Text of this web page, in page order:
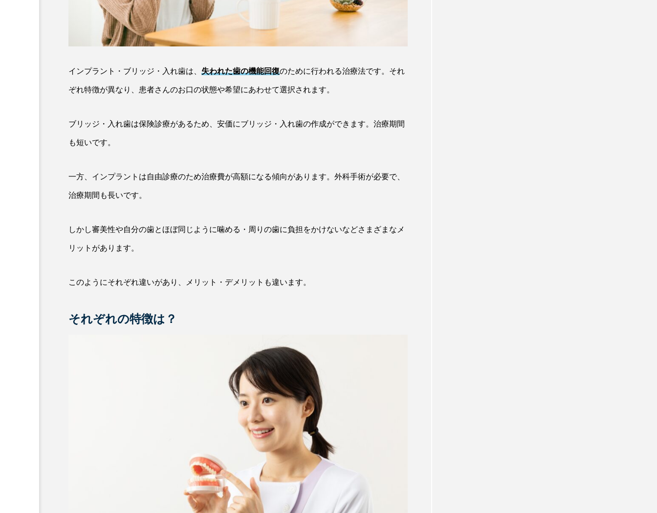
インプラント・ブリッジ・入れ歯は、 失われた歯の機能回復のために行われる治療法です。それ
ぞれ特徴が異なり、患者さんのお口の状態や希望にあわせて選択されます。
ブリッジ・入れ歯は保険診療があるため、安価にブリッジ・入れ歯の作成ができます。治療期間
も短いです。
一方、インプラントは自由診療のため治療費が高額になる傾向があります。外科手術が必要で、
治療期間も長いです。
しかし審美性や自分の歯とほぼ同じように噛める・周りの歯に負担をかけないなどさまざまなメ
リットがあります。
このようにそれぞれ違いがあり、メリット・デメリットも違います。
それぞれの特徴は？